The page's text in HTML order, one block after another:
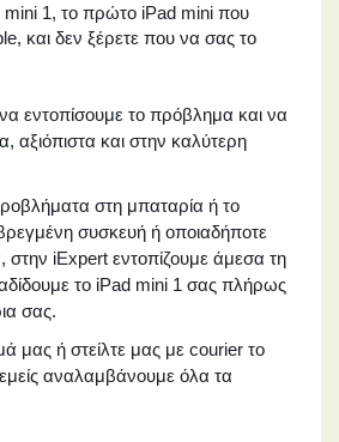
mini 1, το πρώτο iPad mini που
και δεν ξέρετε που να σας το
εντοπίσουμε το πρόβλημα και να
αξιόπιστα και στην καλύτερη
στη μπαταρία ή το
συσκευή ή οποιαδήποτε
στην iExpert εντοπίζουμε άμεσα τη
το iPad mini 1 σας πλήρως
σας.
μας ή στείλτε μας με courier το
αναλαμβάνουμε όλα τα